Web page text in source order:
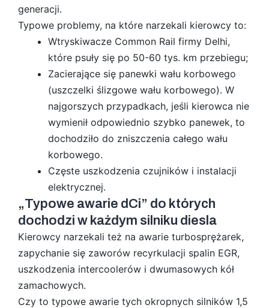
generacji.
Typowe problemy, na które narzekali kierowcy to:
Wtryskiwacze Common Rail firmy Delhi,
które psuły się po 50-60 tys. km przebiegu;
Zacierające się panewki wału korbowego
(uszczelki ślizgowe wału korbowego). W
najgorszych przypadkach, jeśli kierowca nie
wymienił odpowiednio szybko panewek, to
dochodziło do zniszczenia całego wału
korbowego.
Częste uszkodzenia czujników i instalacji
elektrycznej.
„Typowe awarie dCi” do których
dochodzi w każdym silniku diesla
Kierowcy narzekali też na awarie turbosprężarek,
zapychanie się zaworów recyrkulacji spalin EGR,
uszkodzenia intercoolerów i dwumasowych kół
zamachowych.
Czy to typowe awarie tych okropnych silników 1,5